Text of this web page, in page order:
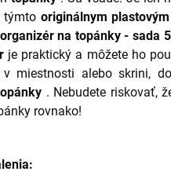
týmto originálnym
na topánky - sada
je praktický a môžete ho
v miestnosti alebo skrini,
. Nebudete riskovať,
rovnako!